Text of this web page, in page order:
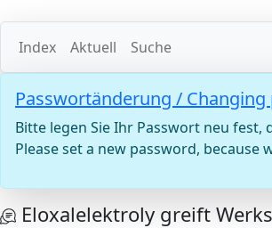
Index Aktuell Suche
Passwortänderung / Changing
Bitte legen Sie Ihr Passwort neu
Please set a new password,
Eloxalelektroly greift